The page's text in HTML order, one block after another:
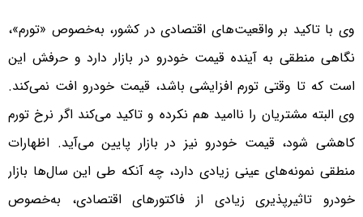
وی با تاکید بر واقعیت‌های اقتصادی در کشور، به‌خصوص «تورم»،
نگاهی منطقی به آینده قیمت خودرو در بازار دارد و حرفش این
است که تا وقتی تورم افزایشی باشد، قیمت خودرو افت نمی‌کند.
وی البته مشتریان را ناامید هم نکرده و تاکید می‌کند اگر نرخ تورم
کاهشی شود، قیمت خودرو نیز در بازار پایین می‌آید. اظهارات
منطقی نمونه‌های عینی زیادی دارد، چه آنکه طی این سال‌ها بازار
خودرو تاثیرپذیری زیادی از فاکتورهای اقتصادی، به‌خصوص